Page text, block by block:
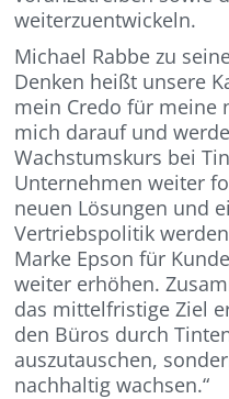
weiterzuentwickeln.
Michael Rabbe zu
Denken heißt unsere
mein Credo für meine
mich darauf und
Wachstumskurs bei
Unternehmen weiter
neuen Lösungen und
Vertriebspolitik
Marke Epson für
weiter erhöhen.
das mittelfristige Ziel
den Büros durch
auszutauschen,
nachhaltig wachsen.“